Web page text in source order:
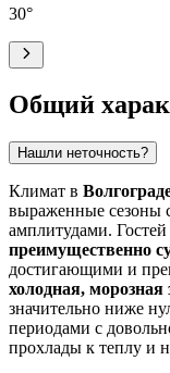
30°
Общий
Нашли неточность?
Климат в
выраженные сезоны
амплитудами.
преимущественно
достигающими и
холодная, морозная
значительно ниже
периодами с
прохлады к теплу и